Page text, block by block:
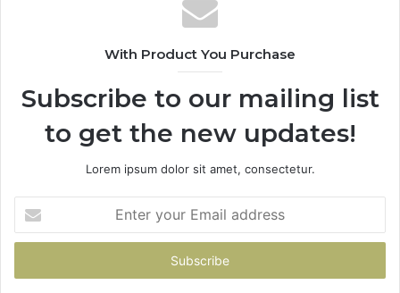
With Product You Purchase
Subscribe to our mailing list
to get the new updates!
Lorem ipsum dolor sit amet, consectetur.
your
Email